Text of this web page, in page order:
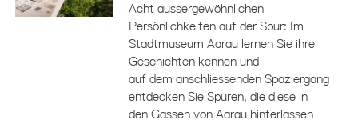
Acht aussergewöhnlichen
Persönlichkeiten auf der Spur: Im
Stadtmuseum Aarau lernen Sie ihre
Geschichten kennen und
auf dem anschliessenden Spaziergang
entdecken Sie Spuren, die diese in
den Gassen von Aarau hinterlassen